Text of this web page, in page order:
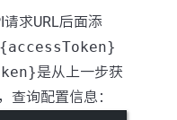
求URL后面添
是从上一步获
查询配置信息：